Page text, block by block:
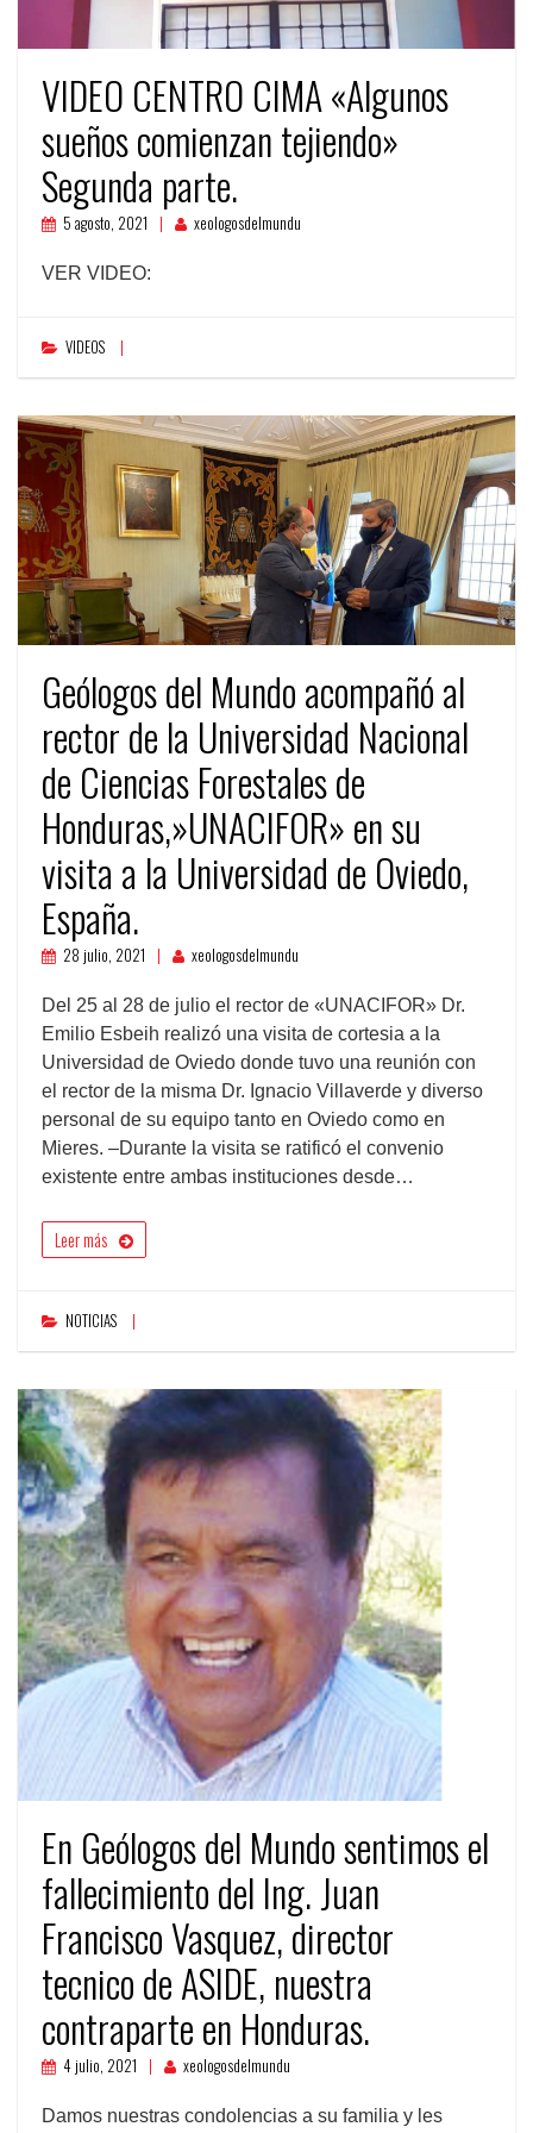
VIDEO CENTRO CIMA «Algunos
sueños comienzan tejiendo»
Segunda parte.
5 agosto, 2021 xeologosdelmundu
VER VIDEO:
VIDEOS
Geólogos del Mundo acompañó al
rector de la Universidad Nacional
de Ciencias Forestales de
Honduras,»UNACIFOR» en su
visita a la Universidad de Oviedo,
España.
28 julio, 2021 xeologosdelmundu
Del 25 al 28 de julio el rector de «UNACIFOR» Dr.
Emilio Esbeih realizó una visita de cortesia a la
Universidad de Oviedo donde tuvo una reunión con
el rector de la misma Dr. Ignacio Villaverde y diverso
personal de su equipo tanto en Oviedo como en
Mieres. –Durante la visita se ratificó el convenio
existente entre ambas instituciones desde…
Leer más
NOTICIAS
En Geólogos del Mundo sentimos el
fallecimiento del Ing. Juan
Francisco Vasquez, director
tecnico de ASIDE, nuestra
contraparte en Honduras.
4 julio, 2021 xeologosdelmundu
Damos nuestras condolencias a su familia y les